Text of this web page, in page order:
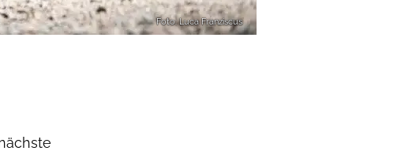
Foto: Luca Franziscus